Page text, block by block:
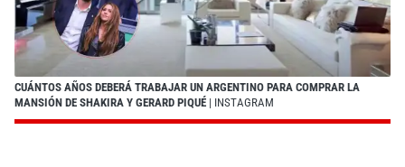
CUÁNTOS AÑOS DEBERÁ TRABAJAR UN ARGENTINO PARA COMPRAR LA
MANSIÓN DE SHAKIRA Y GERARD PIQUÉ | INSTAGRAM